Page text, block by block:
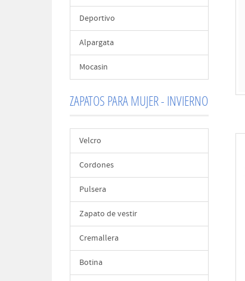
Deportivo
Alpargata
Mocasin
ZAPATOS PARA MUJER - INVIERNO
Velcro
Cordones
Pulsera
Zapato de vestir
Cremallera
Botina